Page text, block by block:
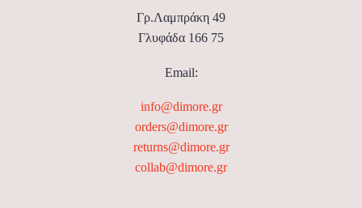
Γρ.Λαμπράκη 49
Γλυφάδα 166 75
Email:
info@dimore.gr
orders@dimore.gr
returns@dimore.gr
collab@dimore.gr